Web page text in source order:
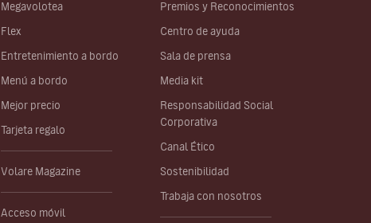
Megavolotea
Flex
Entretenimiento a bordo
Menú a bordo
Mejor precio
Tarjeta regalo
Volare Magazine
Acceso móvil
Premios y Reconocimientos
Centro de ayuda
Sala de prensa
Media kit
Responsabilidad Social
Corporativa
Canal Ético
Sostenibilidad
Trabaja con nosotros